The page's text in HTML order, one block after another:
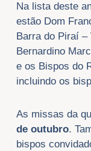
Na lista deste
estão Dom
Barra do Piraí
Bernardino
e os Bispos do
incluindo os
As missas da
de outubro.
bispos